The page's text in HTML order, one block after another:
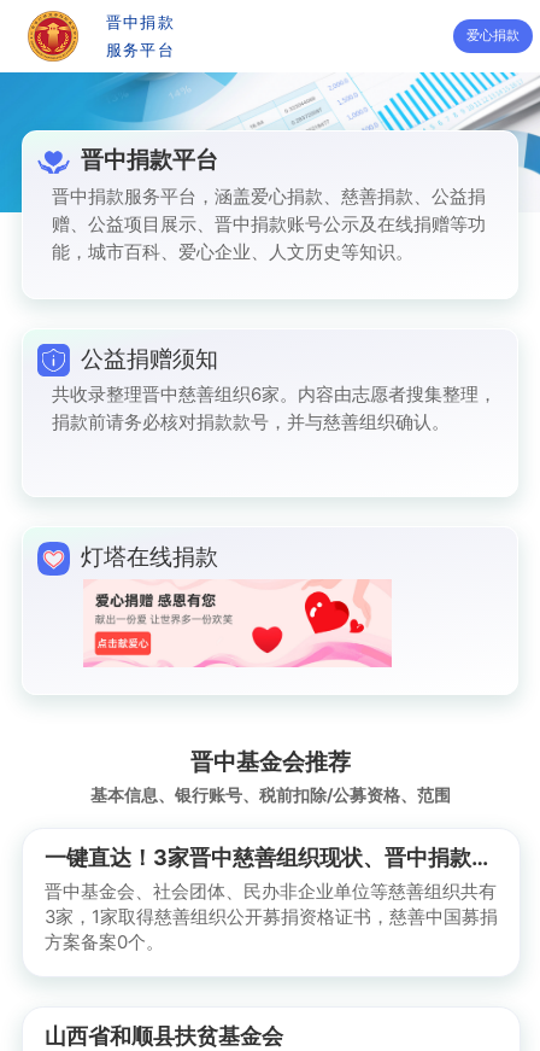
晋中捐款
服务平台
爱心捐款
晋中捐款平台
晋中捐款服务平台，涵盖爱心捐款、慈善捐款、公益捐
赠、公益项目展示、晋中捐款账号公示及在线捐赠等功
能，城市百科、爱心企业、人文历史等知识。
公益捐赠须知
共收录整理晋中慈善组织6家。内容由志愿者搜集整理，
捐款前请务必核对捐款款号，并与慈善组织确认。
灯塔在线捐款
晋中基金会推荐
基本信息、银行账号、税前扣除/公募资格、范围
一键直达！3家晋中慈善组织现状、晋中捐款账号及晋中公益捐赠平台推荐
晋中基金会、社会团体、民办非企业单位等慈善组织共有
3家，1家取得慈善组织公开募捐资格证书，慈善中国募捐
方案备案0个。
山西省和顺县扶贫基金会